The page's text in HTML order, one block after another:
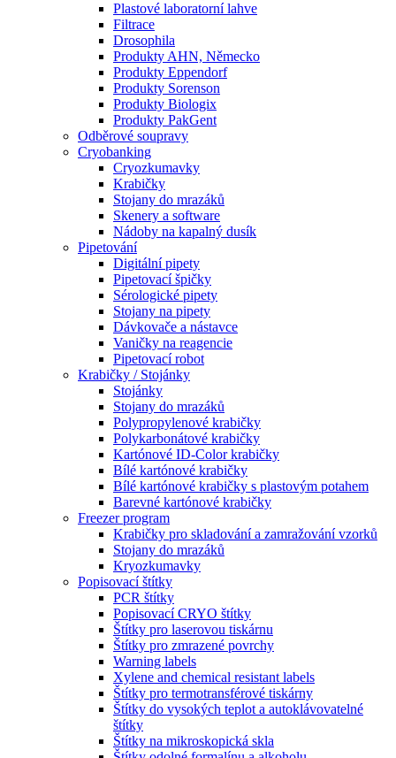
Plastové laboratorní lahve
Filtrace
Drosophila
Produkty AHN, Německo
Produkty Eppendorf
Produkty Sorenson
Produkty Biologix
Produkty PakGent
Odběrové soupravy
Cryobanking
Cryozkumavky
Krabičky
Stojany do mrazáků
Skenery a software
Nádoby na kapalný dusík
Pipetování
Digitální pipety
Pipetovací špičky
Sérologické pipety
Stojany na pipety
Dávkovače a nástavce
Vaničky na reagencie
Pipetovací robot
Krabičky / Stojánky
Stojánky
Stojany do mrazáků
Polypropylenové krabičky
Polykarbonátové krabičky
Kartónové ID-Color krabičky
Bílé kartónové krabičky
Bílé kartónové krabičky s plastovým potahem
Barevné kartónové krabičky
Freezer program
Krabičky pro skladování a zamražování vzorků
Stojany do mrazáků
Kryozkumavky
Popisovací štítky
PCR štítky
Popisovací CRYO štítky
Štítky pro laserovou tiskárnu
Štítky pro zmrazené povrchy
Warning labels
Xylene and chemical resistant labels
Štítky pro termotransférové tiskárny
Štítky do vysokých teplot a autoklávovatelné
štítky
Štítky na mikroskopická skla